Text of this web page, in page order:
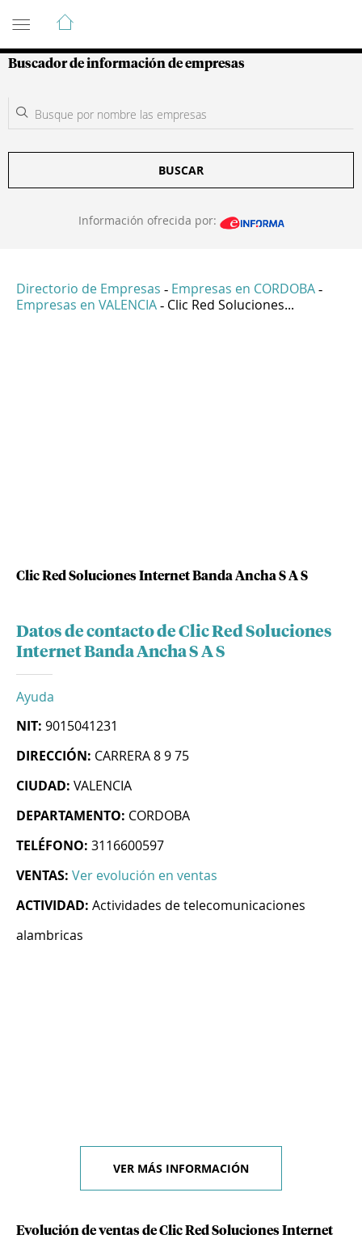
Guía de Empresas Colombianas
Buscador de información de empresas
BUSCAR
Información ofrecida por:
Directorio de Empresas - Empresas en CORDOBA -
Empresas en VALENCIA - Clic Red Soluciones...
Clic Red Soluciones Internet Banda Ancha S A S
Datos de contacto de Clic Red Soluciones
Internet Banda Ancha S A S
Ayuda
NIT: 9015041231
DIRECCIÓN: CARRERA 8 9 75
CIUDAD: VALENCIA
DEPARTAMENTO: CORDOBA
TELÉFONO: 3116600597
VENTAS: Ver evolución en ventas
ACTIVIDAD: Actividades de telecomunicaciones
alambricas
VER MÁS INFORMACIÓN
Evolución de ventas de Clic Red Soluciones Internet